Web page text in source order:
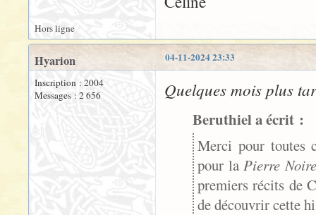
Hors ligne
04-11-2024 23:33
Hyarion
Inscription : 2004
Messages : 2 656
Quelques mois plus
Beruthiel a écrit :
Merci pour toutes
pour laPierre Noire
premiers récits de
de découvrir cette